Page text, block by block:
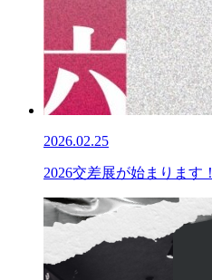
2026.02.25
2026交差展が始まります！